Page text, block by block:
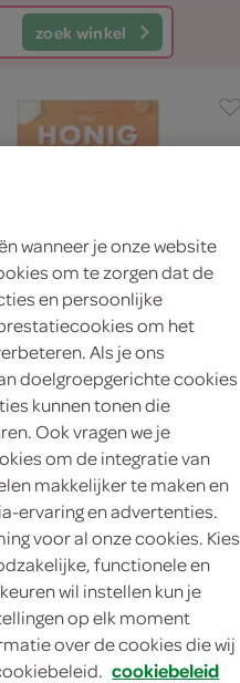
zoek winkel
hachee
kies je SPAR
wanneer je onze website
om te zorgen dat de
en persoonlijke
om het
Als je ons
doelgroepgerichte cookies
kunnen tonen die
Ook vragen we je
om de integratie van
makkelijker te maken en
ervaring en advertenties.
voor al onze cookies. Kies
functionele en
wil instellen kun je
op elk moment
over de cookies die wij
cookiebeleid